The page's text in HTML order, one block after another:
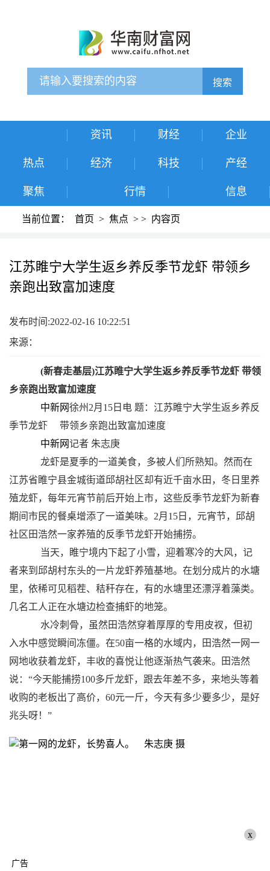
搜索
资讯 财经 企业
热点 经济 科技 产经
聚焦 行情 信息
当前位置： 首页 > 焦点 > > 内容页
江苏睢宁大学生返乡养反季节龙虾 带领乡
亲跑出致富加速度
发布时间:2022-02-16 10:22:51
来源：
(新春走基层)江苏睢宁大学生返乡养反季节龙虾 带领
乡亲跑出致富加速度
中新网徐州2月15日电 题：江苏睢宁大学生返乡养反
季节龙虾 带领乡亲跑出致富加速度
中新网记者 朱志庚
龙虾是夏季的一道美食，多被人们所熟知。然而在
江苏省睢宁县金城街道邱胡社区却有近千亩水田，冬日里养
殖龙虾，每年元宵节前后开始上市，这些反季节龙虾为新春
期间市民的餐桌增添了一道美味。2月15日，元宵节，邱胡
社区田浩然一家养殖的反季节龙虾开始捕捞。
当天，睢宁境内下起了小雪，迎着寒冷的大风，记
者来到邱胡村东头的一片龙虾养殖基地。在划分成片的水塘
里，依稀可见稻茬、秸秆存在，有的水塘里还漂浮着藻类。
几名工人正在水塘边检查捕虾的地笼。
水冷刺骨，虽然田浩然穿着厚厚的专用皮衩，但初
入水中感觉瞬间冻僵。在50亩一格的水域内，田浩然一网一
网地收获着龙虾，丰收的喜悦让他逐渐热气袭来。田浩然
说：“今天能捕捞100多斤龙虾，跟去年差不多，来地头等着
收购的老板出了高价，60元一斤，今天有多少要多少，是好
兆头呀！”
x
广告